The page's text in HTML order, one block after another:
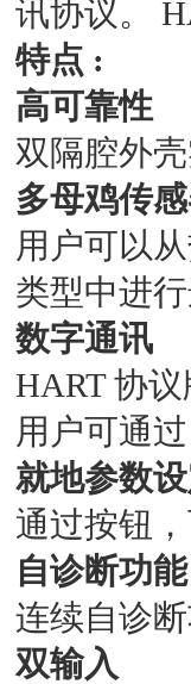
讯协议。
特点 :
高可靠性
双隔腔外
多母鸡传
用户可以
类型中进
数字通讯
HART 协
用户可通
就地参数
通过按钮
自诊断功能
连续自诊
双输入